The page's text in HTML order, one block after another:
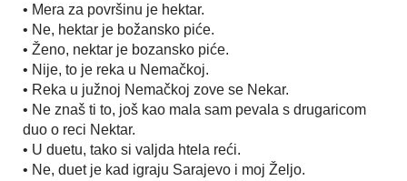
• Mera za površinu je hektar.
• Ne, hektar je božansko piće.
• Ženo, nektar je bozansko piće.
• Nije, to je reka u Nemačkoj.
• Reka u južnoj Nemačkoj zove se Nekar.
• Ne znaš ti to, još kao mala sam pevala s drugaricom
duo o reci Nektar.
• U duetu, tako si valjda htela reći.
• Ne, duet je kad igraju Sarajevo i moj Željo.